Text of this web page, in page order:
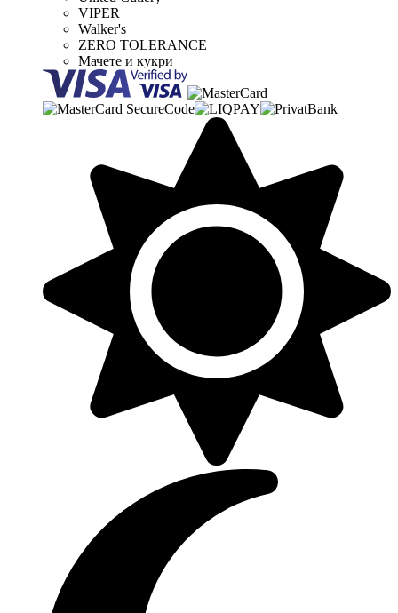
VIPER
Walker's
ZERO TOLERANCE
Мачете и кукри